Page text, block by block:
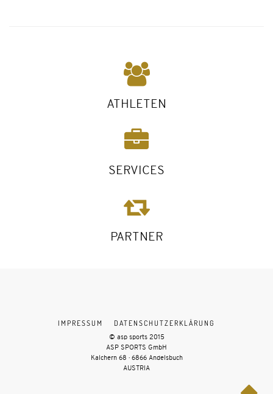
ATHLETEN
SERVICES
PARTNER
IMPRESSUM DATENSCHUTZERKLÄRUNG
© asp sports 2015
ASP SPORTS GmbH
Kalchern 68 · 6866 Andelsbuch
AUSTRIA